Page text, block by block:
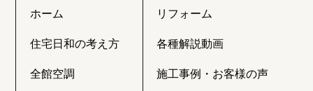
ホーム
住宅日和の考え方
全館空調
リフォーム
各種解説動画
施工事例・お客様の声